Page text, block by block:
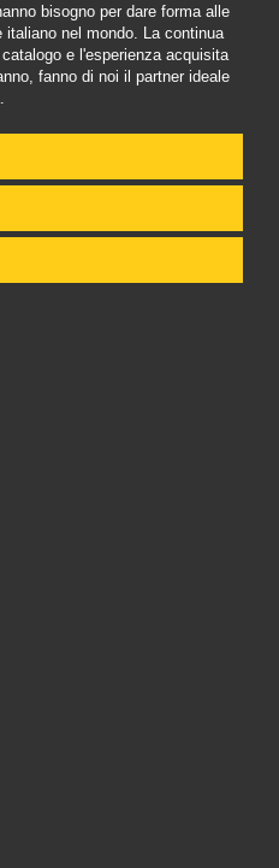
bisogno per dare forma alle
nel mondo. La continua
e l'esperienza acquisita
fanno di noi il partner ideale